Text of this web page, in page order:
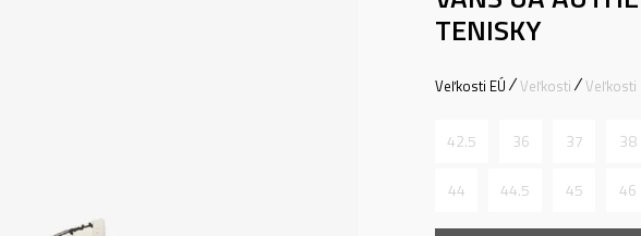
TENISKY
Veľkosti EÚ Veľkosti Veľkosti
42.5 36 37 38
44 44.5 45 46